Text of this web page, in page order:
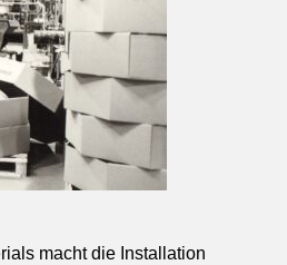
macht die Installation